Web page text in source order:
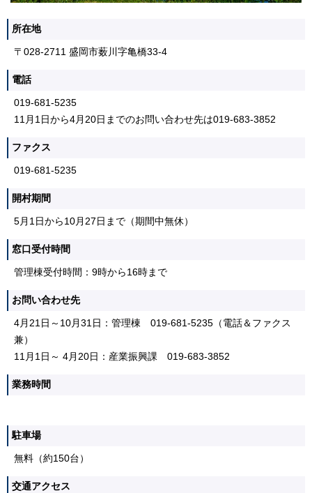
所在地
〒028-2711 盛岡市薮川字亀橋33-4
電話
019-681-5235
11月1日から4月20日までのお問い合わせ先は019-683-3852
ファクス
019-681-5235
開村期間
5月1日から10月27日まで（期間中無休）
窓口受付時間
管理棟受付時間：9時から16時まで
お問い合わせ先
4月21日～10月31日：管理棟 019-681-5235（電話＆ファクス
兼）
11月1日～ 4月20日：産業振興課 019-683-3852
業務時間
駐車場
無料（約150台）
交通アクセス